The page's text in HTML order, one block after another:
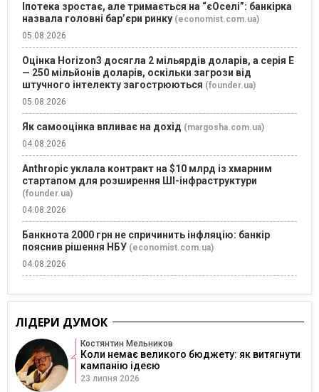
Іпотека зростає, але тримається на “єОселі”: банкірка
назвала головні бар’єри ринку (economist.com.ua)
05.08.2026
Оцінка Horizon3 досягла 2 мільярдів доларів, а серія E
— 250 мільйонів доларів, оскільки загрози від
штучного інтелекту загострюються (founder.ua)
05.08.2026
Як самооцінка впливає на дохід (margosha.com.ua)
04.08.2026
Anthropic уклала контракт на $10 млрд із хмарним
стартапом для розширення ШІ-інфраструктури
(founder.ua)
04.08.2026
Банкнота 2000 грн не спричинить інфляцію: банкір
пояснив рішення НБУ (economist.com.ua)
04.08.2026
ЛІДЕРИ ДУМОК
Костянтин Мельников
Коли немає великого бюджету: як витягнути
кампанію ідеєю
23 липня 2026